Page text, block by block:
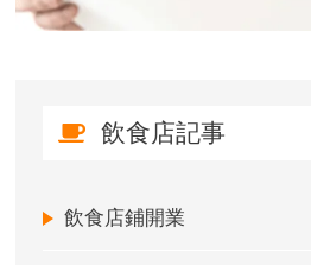
飲食店記事
飲食店鋪開業